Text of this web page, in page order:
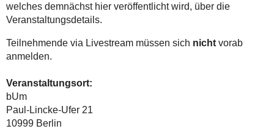
welches demnächst hier veröffentlicht wird, über die
Veranstaltungsdetails.
Teilnehmende via Livestream müssen sich nichtvorab
anmelden.
Veranstaltungsort:
bUm
Paul-Lincke-Ufer 21
10999 Berlin